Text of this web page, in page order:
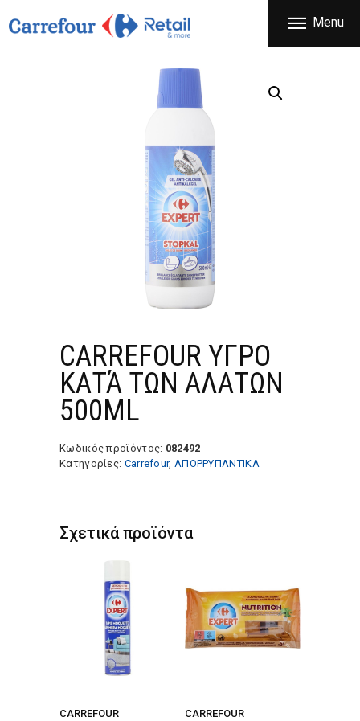
Menu
CARREFOUR
ΕΤΑΙΡΕΙΑ
ΠΡΟΪΟΝΤΑ
ΚΑΤΑΣΤΗΜΑΤΑ
ΠΡΟΣΦΟΡΕΣ
ΕΠΙΚΟΙΝΩΝΙΑ
CARREFOUR ΥΓΡΟ
ΚΑΤΆ ΤΩΝ ΑΛΑΤΩΝ
500ML
Κωδικός προϊόντος: 082492
Κατηγορίες: Carrefour, ΑΠΟΡΡΥΠΑΝΤΙΚΑ
Σχετικά προϊόντα
CARREFOUR
CARREFOUR